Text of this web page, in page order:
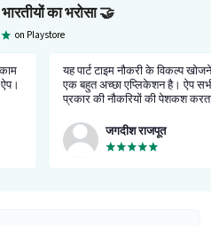
का भरोसा🤝
on Playstore
यह पार्ट टाइम नौकरी के विकल्प
एक बहुत अच्छा एप्लिकेशन है। ऐप
प्रकार की नौकरियों की पेशकश
कि यह एक असली और पूरी तरह से
एप्लिकेशन है, इसलिए इसका
अपने करियर को बेहतरीन बनाएं ☺️
जगदीश राजपूत